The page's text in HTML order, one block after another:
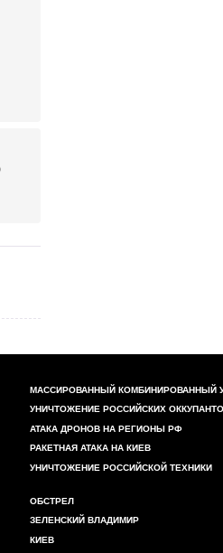
МАССИРОВАННЫЙ КОМБИНИРОВАННЫЙ
УНИЧТОЖЕНИЕ РОССИЙСКИХ
АТАКА ДРОНОВ НА РЕГИОНЫ РФ
РАКЕТНАЯ АТАКА НА КИЕВ
УНИЧТОЖЕНИЕ РОССИЙСКОЙ ТЕХНИКИ
ОБСТРЕЛ
ЗЕЛЕНСКИЙ ВЛАДИМИР
КИЕВ